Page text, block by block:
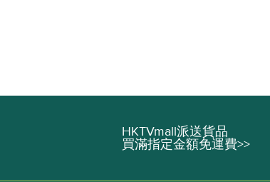
HKTVmall派送貨品
買滿指定金額免運費>>